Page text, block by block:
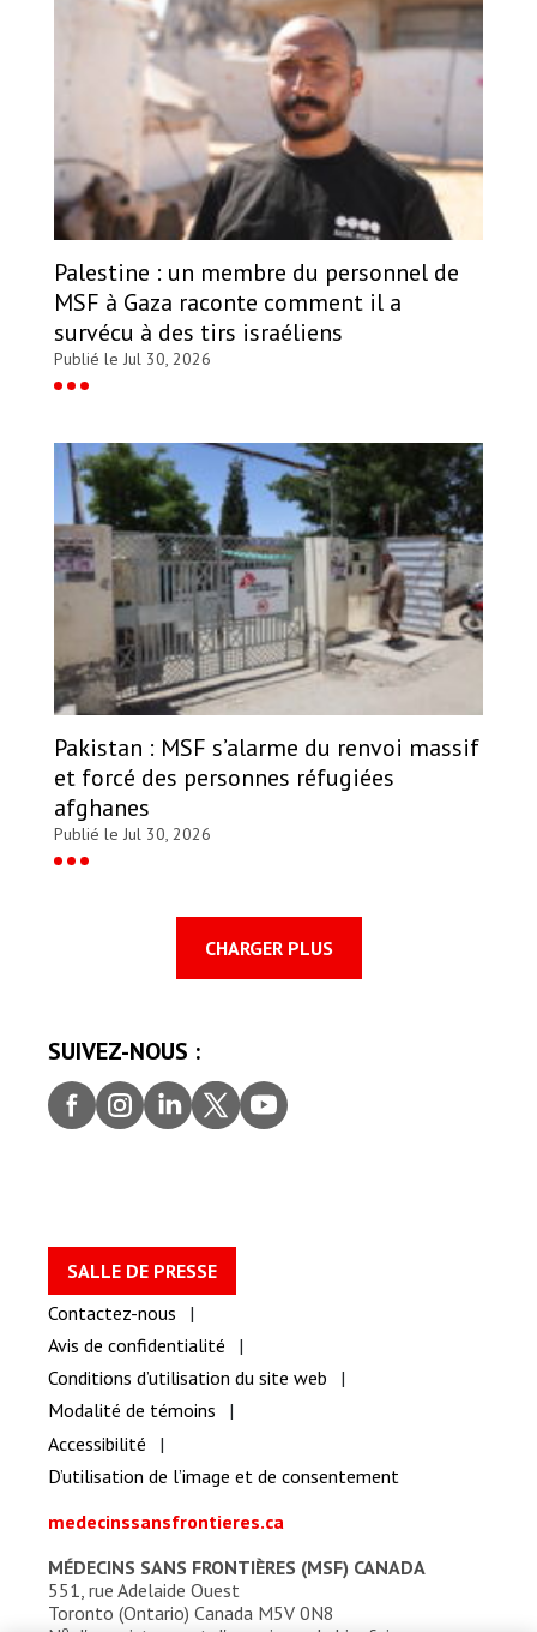
Palestine : un membre du personnel de
MSF à Gaza raconte comment il a
survécu à des tirs israéliens
Publié le Jul 30, 2026
Pakistan : MSF s’alarme du renvoi massif
et forcé des personnes réfugiées
afghanes
Publié le Jul 30, 2026
CHARGER PLUS
SUIVEZ-NOUS :
Faceb
ook
Insta
gram
Linke
dIn
Twitt
er
youtu
be
SALLE DE PRESSE
Contactez-nous
Avis de confidentialité
Conditions d’utilisation du site web
Modalité de témoins
Accessibilité
D’utilisation de l’image et de consentement
medecinssansfrontieres.ca
MÉDECINS SANS FRONTIÈRES (MSF) CANADA
551, rue Adelaide Ouest
Toronto (Ontario) Canada M5V 0N8